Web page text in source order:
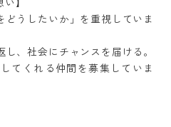
】
どうしたいか」を重視していま
、社会にチャンスを届ける。
てくれる仲間を募集していま